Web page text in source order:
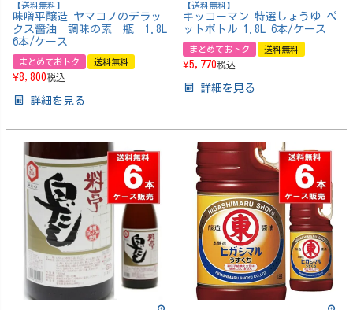
【送料無料】
味噌平醸造 ヤマコノのデラッ
クス醤油 調味の素 瓶 1.8L
6本/ケース
まとめておトク 送料無料
¥8,800税込
詳細を見る
【送料無料】
キッコーマン 特選しょうゆ ペ
ットボトル 1.8L 6本/ケース
まとめておトク 送料無料
¥5,770税込
詳細を見る